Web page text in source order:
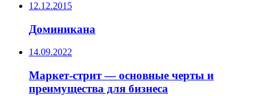
12.12.2015
Доминикана
14.09.2022
Маркет-стрит — основные черты и
преимущества для бизнеса